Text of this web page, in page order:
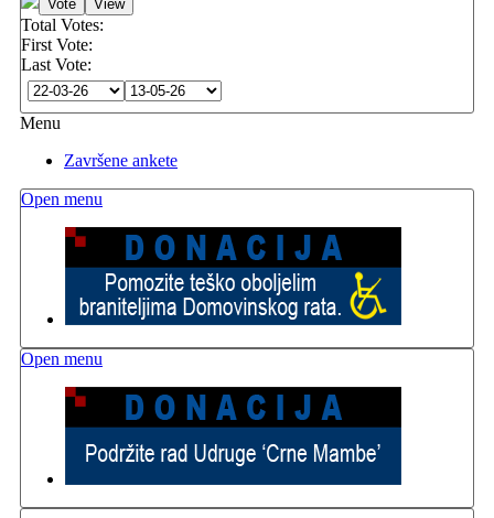
Total Votes:
First Vote:
Last Vote:
Menu
Završene ankete
Open menu
Open menu